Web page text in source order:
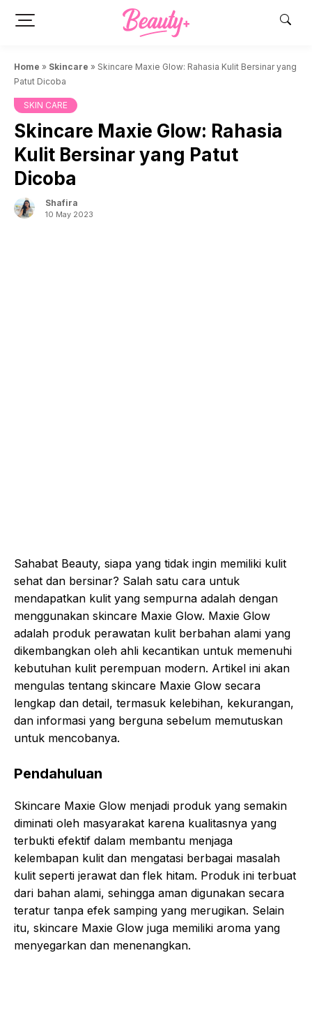
Home » Skincare » Skincare Maxie Glow: Rahasia Kulit Bersinar yang
Patut Dicoba
SKIN CARE
Skincare Maxie Glow: Rahasia
Kulit Bersinar yang Patut
Dicoba
Shafira
10 May 2023
Sahabat Beauty, siapa yang tidak ingin memiliki kulit
sehat dan bersinar? Salah satu cara untuk
mendapatkan kulit yang sempurna adalah dengan
menggunakan skincare Maxie Glow. Maxie Glow
adalah produk perawatan kulit berbahan alami yang
dikembangkan oleh ahli kecantikan untuk memenuhi
kebutuhan kulit perempuan modern. Artikel ini akan
mengulas tentang skincare Maxie Glow secara
lengkap dan detail, termasuk kelebihan, kekurangan,
dan informasi yang berguna sebelum memutuskan
untuk mencobanya.
Pendahuluan
Skincare Maxie Glow menjadi produk yang semakin
diminati oleh masyarakat karena kualitasnya yang
terbukti efektif dalam membantu menjaga
kelembapan kulit dan mengatasi berbagai masalah
kulit seperti jerawat dan flek hitam. Produk ini terbuat
dari bahan alami, sehingga aman digunakan secara
teratur tanpa efek samping yang merugikan. Selain
itu, skincare Maxie Glow juga memiliki aroma yang
menyegarkan dan menenangkan.